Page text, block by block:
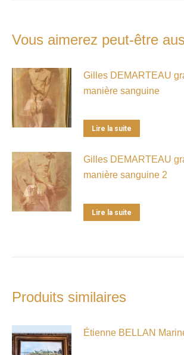
Vous aimerez peut-être
Gilles DEMARTEAU
manière sanguine
Lire la suite
Gilles DEMARTEAU
manière sanguine 2
Lire la suite
Produits similaires
Étienne BELLAN